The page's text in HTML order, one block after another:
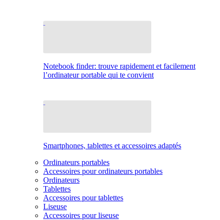
Notebook finder: trouve rapidement et facilement
l’ordinateur portable qui te convient
Smartphones, tablettes et accessoires adaptés
Ordinateurs portables
Accessoires pour ordinateurs portables
Ordinateurs
Tablettes
Accessoires pour tablettes
Liseuse
Accessoires pour liseuse